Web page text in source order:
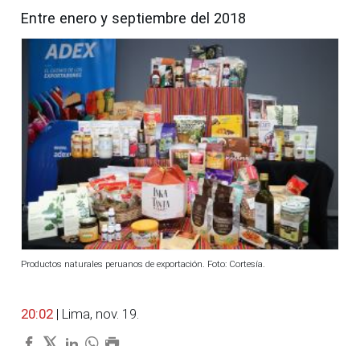
Entre enero y septiembre del 2018
Productos naturales peruanos de exportación. Foto: Cortesía.
20:02 | Lima, nov. 19.